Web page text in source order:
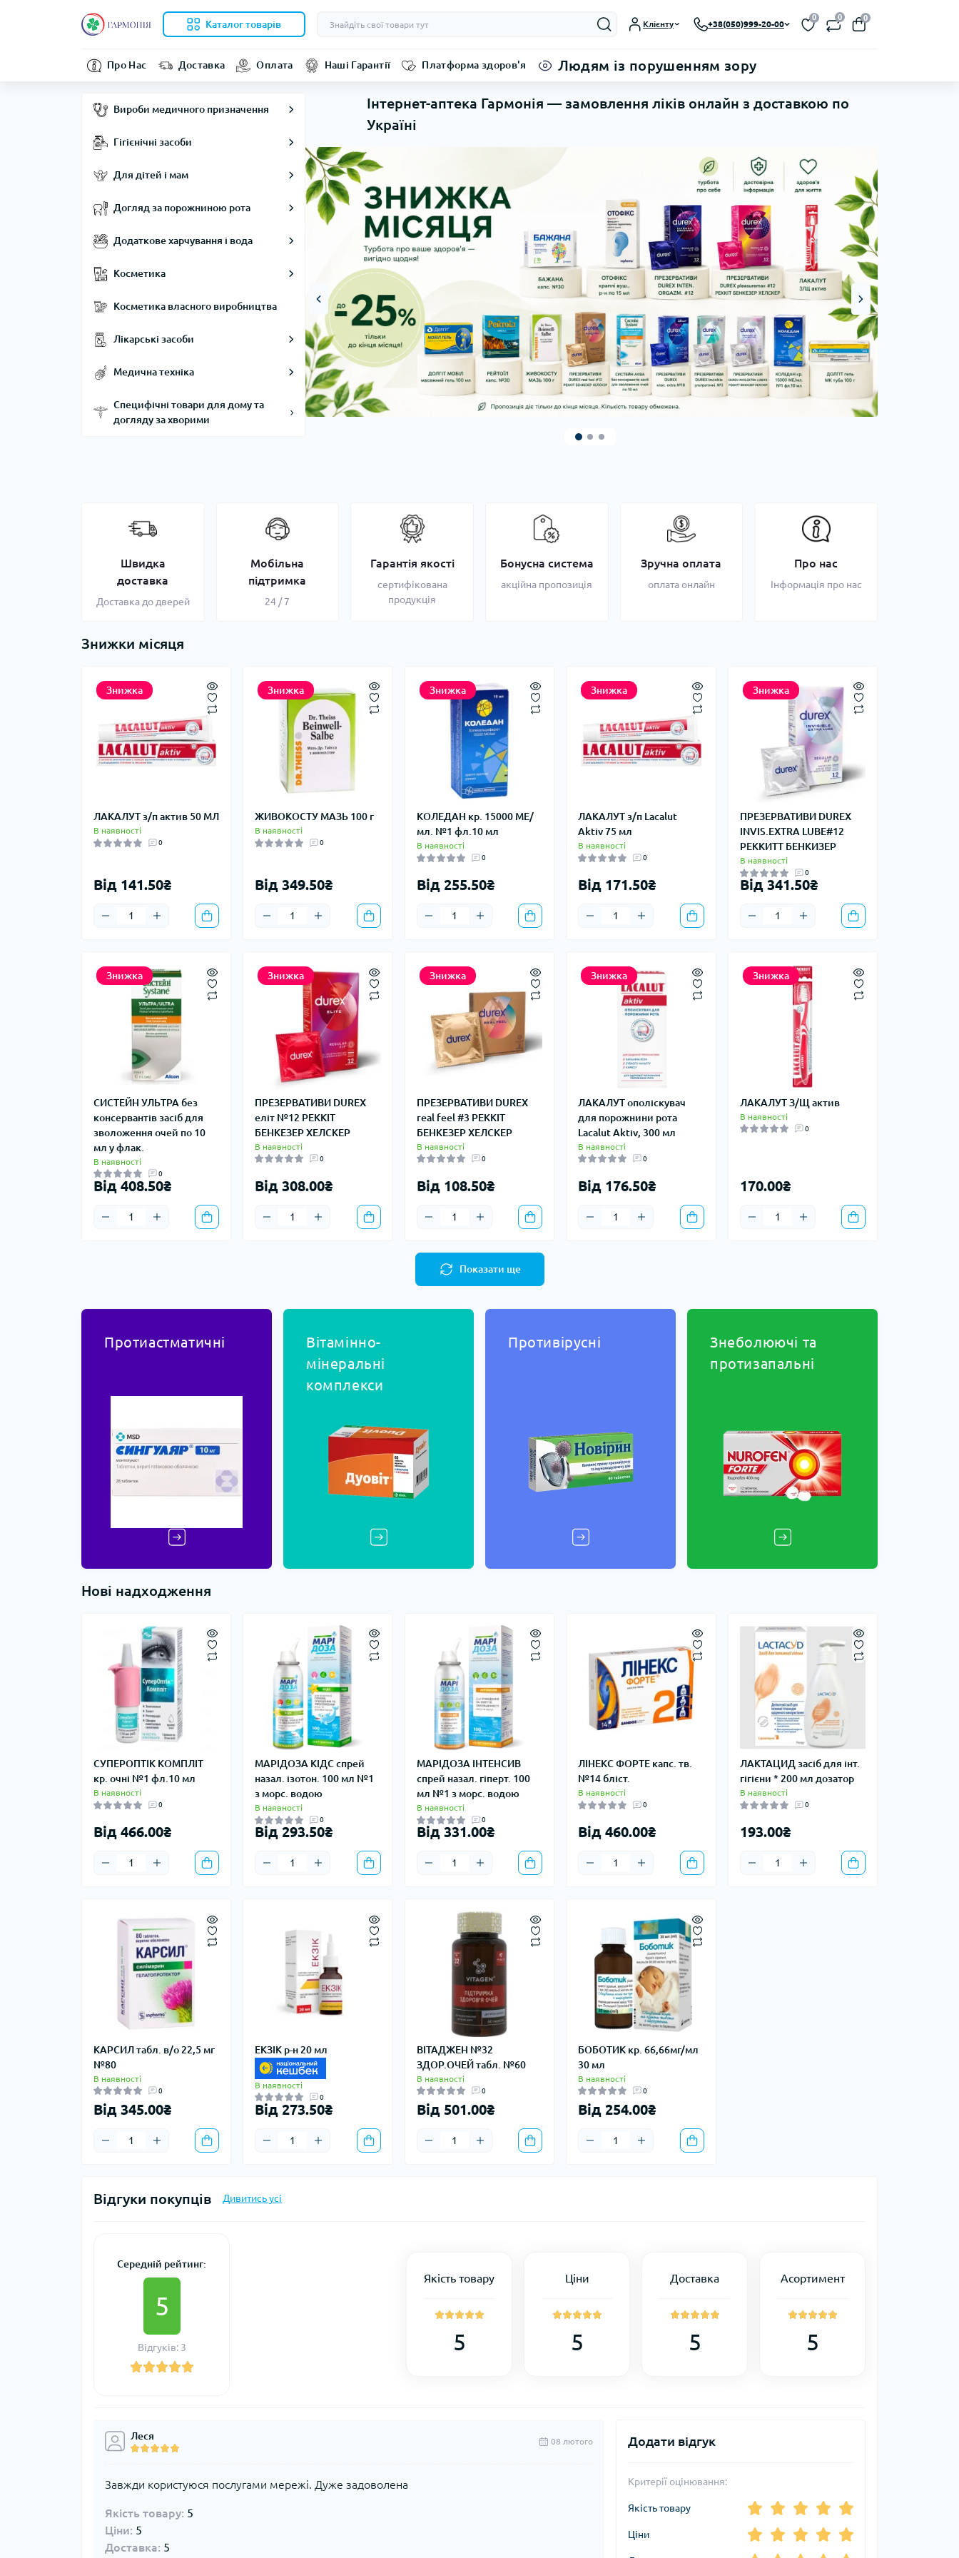
Каталог товарів
Вироби медичного призначення
Гігієнічні засоби
Для дітей і мам
Догляд за порожниною рота
Додаткове харчування і вода
Косметика
Косметика власного виробництва
Лікарські засоби
Медична техніка
Специфічні товари для дому та
догляду за хворими
Клієнту +38(050)999-20-00
0 0 0
Про Нас Доставка Оплата Наші Гарантії Платформа здоров'я Людям із порушенням зору
Інтернет-аптека Гармонія — замовлення ліків онлайн з доставкою по
Україні
Швидка
доставка
Доставка до дверей
Мобільна
підтримка
24 / 7
Гарантія якості
сертифікована
продукція
Бонусна система
акційна пропозиція
Зручна оплата
оплата онлайн
Про нас
Інформація про нас
Знижки місяця
Знижка
ЛАКАЛУТ з/п актив 50 МЛ
В наявності
0
Від 141.50₴
Знижка
ЖИВОКОСТУ МАЗЬ 100 г
В наявності
0
Від 349.50₴
Знижка
КОЛЕДАН кр. 15000 МЕ/
мл. №1 фл.10 мл
В наявності
0
Від 255.50₴
Знижка
ЛАКАЛУТ з/п Lacalut
Aktiv 75 мл
В наявності
0
Від 171.50₴
Знижка
ПРЕЗЕРВАТИВИ DUREX
INVIS.EXTRA LUBE#12
РЕККИТТ БЕНКИЗЕР
В наявності
0
Від 341.50₴
Знижка
СИСТЕЙН УЛЬТРА без
консервантів засіб для
зволоження очей по 10
мл у флак.
В наявності
0
Від 408.50₴
Знижка
ПРЕЗЕРВАТИВИ DUREX
еліт №12 РЕККІТ
БЕНКЕЗЕР ХЕЛСКЕР
В наявності
0
Від 308.00₴
Знижка
ПРЕЗЕРВАТИВИ DUREX
real feel #3 РЕККІТ
БЕНКЕЗЕР ХЕЛСКЕР
В наявності
0
Від 108.50₴
Знижка
ЛАКАЛУТ ополіскувач
для порожнини рота
Lacalut Aktiv, 300 мл
В наявності
0
Від 176.50₴
Знижка
ЛАКАЛУТ З/Щ актив
В наявності
0
170.00₴
Показати ще
Протиастматичні
Вітамінно-
мінеральні
комплекси
Противірусні
Знеболюючі та
протизапальні
Нові надходження
СУПЕРОПТІК КОМПЛІТ
кр. очні №1 фл.10 мл
В наявності
0
Від 466.00₴
МАРІДОЗА КІДС спрей
назал. ізотон. 100 мл №1
з морс. водою
В наявності
0
Від 293.50₴
МАРІДОЗА ІНТЕНСИВ
спрей назал. гіперт. 100
мл №1 з морс. водою
В наявності
0
Від 331.00₴
ЛІНЕКС ФОРТЕ капс. тв.
№14 бліст.
В наявності
0
Від 460.00₴
ЛАКТАЦИД засіб для інт.
гігієни * 200 мл дозатор
В наявності
0
193.00₴
КАРСИЛ табл. в/о 22,5 мг
№80
В наявності
0
Від 345.00₴
ЕКЗІК р-н 20 мл
В наявності
0
Від 273.50₴
ВІТАДЖЕН №32
ЗДОР.ОЧЕЙ табл. №60
В наявності
0
Від 501.00₴
БОБОТИК кр. 66,66мг/мл
30 мл
В наявності
0
Від 254.00₴
Відгуки покупців Дивитись усі
Середній рейтинг:
5
Відгуків: 3
Якість товару
5
Ціни
5
Доставка
5
Асортимент
5
Леся 08 лютого
Завжди користуюся послугами мережі. Дуже задоволена
Якість товару: 5
Ціни: 5
Доставка: 5
Додати відгук
Критерії оцінювання:
Якість товару
Ціни